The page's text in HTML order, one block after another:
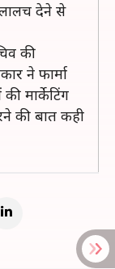
लालच देने से
की
ने फार्मा
मार्केटिंग
की बात कही